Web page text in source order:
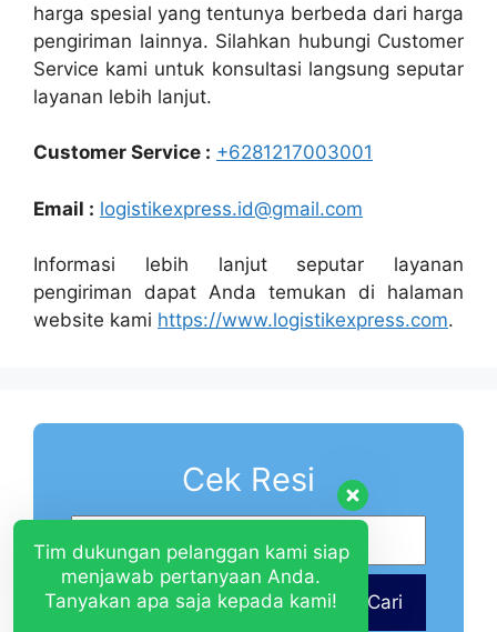
harga spesial yang tentunya berbeda dari harga
pengiriman lainnya. Silahkan hubungi Customer
Service kami untuk konsultasi langsung seputar
layanan lebih lanjut.
Customer Service : +6281217003001
Email : logistikexpress.id@gmail.com
Informasi lebih lanjut seputar layanan
pengiriman dapat Anda temukan di halaman
website kami https://www.logistikexpress.com.
Cek Resi
Cari
Tim dukungan pelanggan kami siap
menjawab pertanyaan Anda.
Tanyakan apa saja kepada kami!